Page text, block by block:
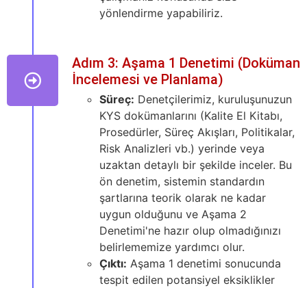
yönlendirme yapabiliriz.
Adım 3: Aşama 1 Denetimi (Doküman
İncelemesi ve Planlama)
Süreç: Denetçilerimiz, kuruluşunuzun
KYS dokümanlarını (Kalite El Kitabı,
Prosedürler, Süreç Akışları, Politikalar,
Risk Analizleri vb.) yerinde veya
uzaktan detaylı bir şekilde inceler. Bu
ön denetim, sistemin standardın
şartlarına teorik olarak ne kadar
uygun olduğunu ve Aşama 2
Denetimi'ne hazır olup olmadığınızı
belirlememize yardımcı olur.
Çıktı: Aşama 1 denetimi sonucunda
tespit edilen potansiyel eksiklikler